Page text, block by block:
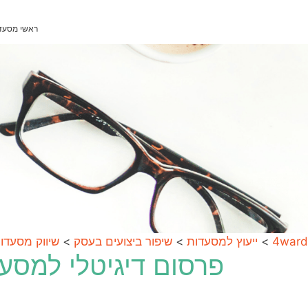
ראשי
4ward
> ייעוץ למסעדות > שיפור ביצועים בעסק > שיווק
פרסום דיגיטלי